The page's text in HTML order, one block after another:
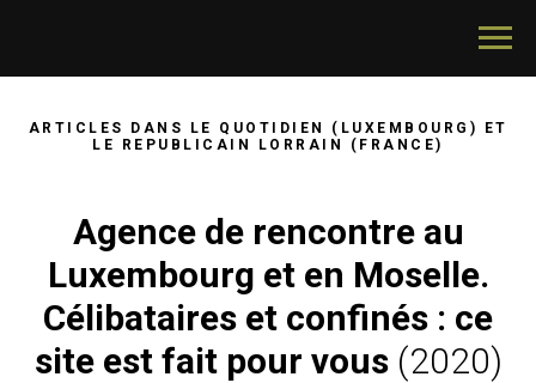
ARTICLES DANS LE QUOTIDIEN (LUXEMBOURG) ET
LE REPUBLICAIN LORRAIN (FRANCE)
Agence de rencontre au
Luxembourg et en Moselle.
Célibataires et confinés : ce
site est fait pour vous (2020)